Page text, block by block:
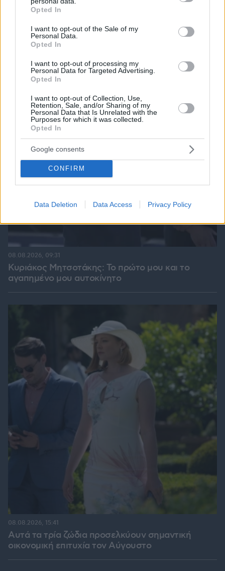
grant or deny consent to Google and its third-party tags to
use your data for below specified purposes in below Google
consent section.
Opted In
I want to opt-out of the Sale of my
Personal Data.
Opted In
I want to opt-out of processing my
Personal Data for Targeted Advertising.
Opted In
I want to opt-out of Collection, Use,
Retention, Sale, and/or Sharing of my
Personal Data that Is Unrelated with the
Purposes for which it was collected.
Opted In
Google consents
CONFIRM
Data Deletion Data Access Privacy Policy
τον αυξημένο κίνδυνο – Γίνεται σε 1 λεπτό
Κυριάκος Μητσοτάκης: Το πρώτο μου και το
αγαπημένο μου αυτοκίνητο
08.08.2026, 09:31
Αυτά τα τρία ζώδια προσελκύουν σημαντική
οικονομική επιτυχία τον Αύγουστο
08.08.2026, 15:41